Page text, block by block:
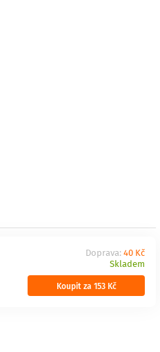
Doprava: 40 Kč
Skladem
Koupit za 153 Kč